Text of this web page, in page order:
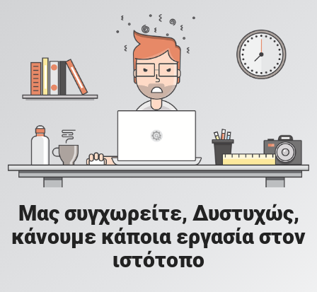
Μας συγχωρείτε, Δυστυχώς,
κάνουμε κάποια εργασία στον
ιστότοπο